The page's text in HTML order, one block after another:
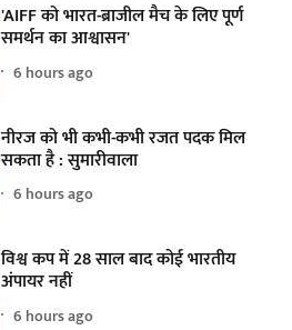
'AIFF को भारत-ब्राजील मैच के लिए पूर्ण
समर्थन का आश्वासन'
6 hours ago
नीरज को भी कभी-कभी रजत पदक मिल
सकता है : सुमारीवाला
6 hours ago
विश्व कप में 28 साल बाद कोई भारतीय
अंपायर नहीं
6 hours ago